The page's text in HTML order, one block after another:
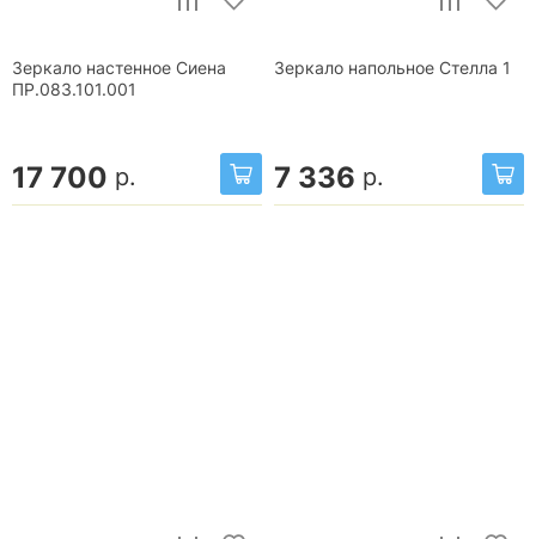
Зеркало настенное Сиена
ПР.083.101.001
17 700 р.
Зеркало напольное Стелла 1
7 336 р.